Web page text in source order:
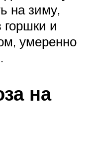
на зиму,
горшки и
умеренно
на